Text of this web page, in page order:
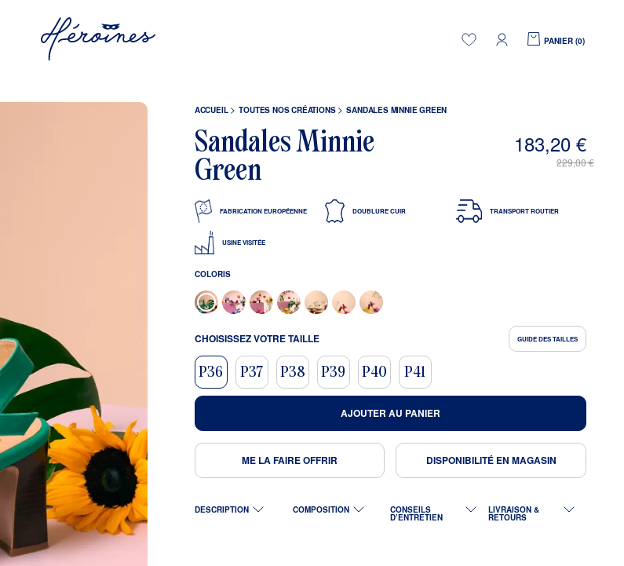
PANIER (0)
ACCUEIL TOUTES NOS CRÉATIONS SANDALES MINNIE GREEN
Sandales Minnie
Green
229,00 €
183,20 €
FABRICATION EUROPÉENNE DOUBLURE CUIR TRANSPORT ROUTIER
USINE VISITÉE
COLORIS
CHOISISSEZ VOTRE TAILLE GUIDE DES TAILLES
P36 P37 P38 P39 P40 P41
AJOUTER AU PANIER
ME LA FAIRE OFFRIR DISPONIBILITÉ EN MAGASIN
DESCRIPTION COMPOSITION CONSEILS
D’ENTRETIEN
LIVRAISON &
RETOURS